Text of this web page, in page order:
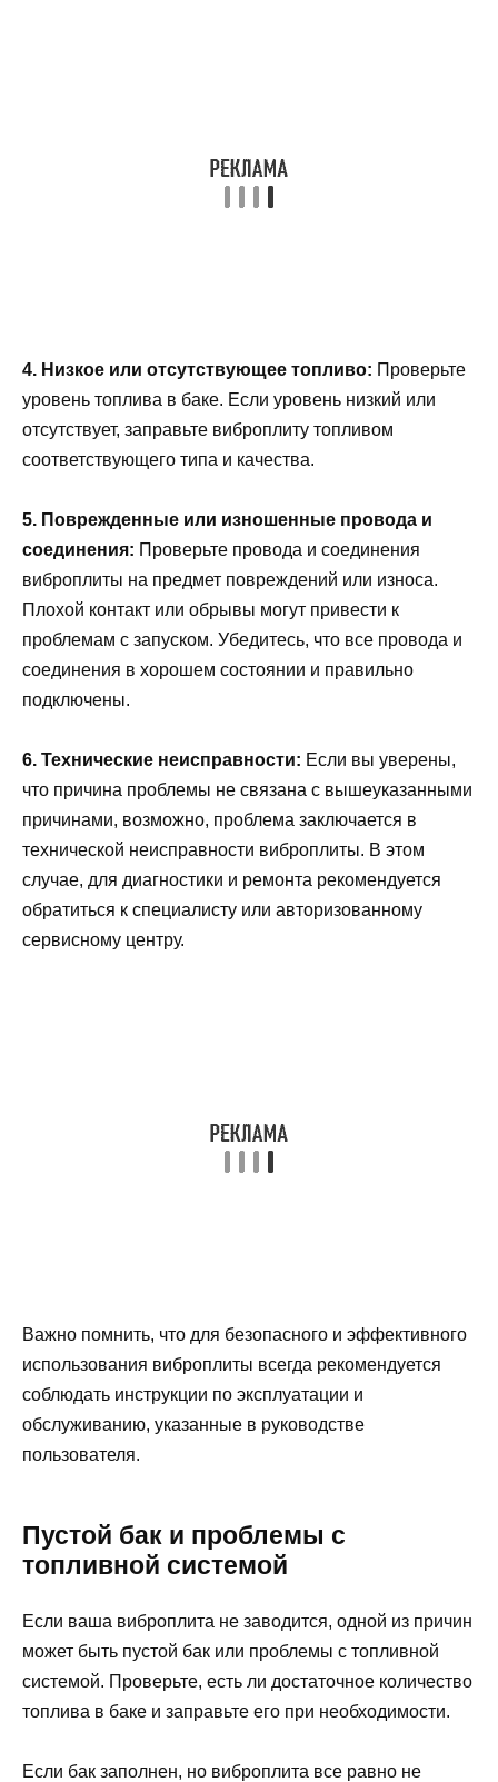
4. Низкое или отсутствующее топливо: Проверьте
уровень топлива в баке. Если уровень низкий или
отсутствует, заправьте виброплиту топливом
соответствующего типа и качества.
5. Поврежденные или изношенные провода и
соединения: Проверьте провода и соединения
виброплиты на предмет повреждений или износа.
Плохой контакт или обрывы могут привести к
проблемам с запуском. Убедитесь, что все провода и
соединения в хорошем состоянии и правильно
подключены.
6. Технические неисправности: Если вы уверены,
что причина проблемы не связана с вышеуказанными
причинами, возможно, проблема заключается в
технической неисправности виброплиты. В этом
случае, для диагностики и ремонта рекомендуется
обратиться к специалисту или авторизованному
сервисному центру.
Важно помнить, что для безопасного и эффективного
использования виброплиты всегда рекомендуется
соблюдать инструкции по эксплуатации и
обслуживанию, указанные в руководстве
пользователя.
Пустой бак и проблемы с
топливной системой
Если ваша виброплита не заводится, одной из причин
может быть пустой бак или проблемы с топливной
системой. Проверьте, есть ли достаточное количество
топлива в баке и заправьте его при необходимости.
Если бак заполнен, но виброплита все равно не